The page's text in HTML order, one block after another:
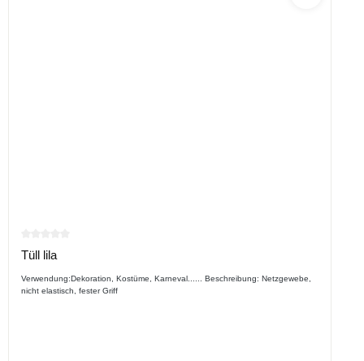
Durchschnittliche Bewertung von 0 von 5 Sternen
Tüll lila
Verwendung:Dekoration, Kostüme, Karneval...... Beschreibung: Netzgewebe,
nicht elastisch, fester Griff